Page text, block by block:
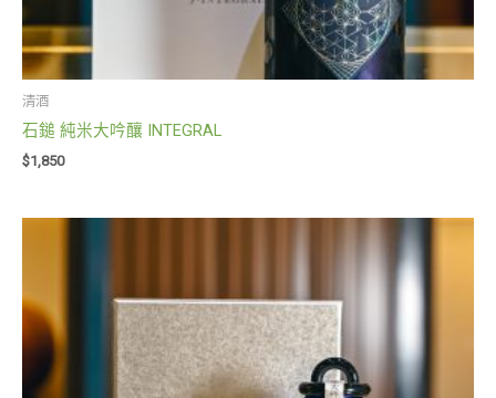
清酒
石鎚 純米大吟釀 INTEGRAL
$1,850